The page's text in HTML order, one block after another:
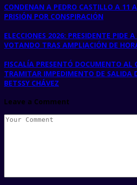
CONDENAN A PEDRO CASTILLO A 11
PRISIÓN POR CONSPIRACIÓN
ELECCIONES 2026: PRESIDENTE PIDE
VOTANDO TRAS AMPLIACIÓN DE
FISCALÍA PRESENTÓ DOCUMENTO AL
TRAMITAR IMPEDIMENTO DE SALIDA
BETSSY CHÁVEZ
Leave a Comment